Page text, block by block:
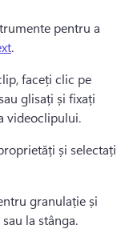
pentru a
.
faceți clic pe
glisați și fixați
videoclipului.
și selectați
granulație și
la stânga.